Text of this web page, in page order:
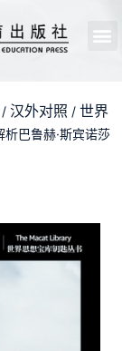
/ 汉外对照 / 世界
巴鲁赫·斯宾诺莎